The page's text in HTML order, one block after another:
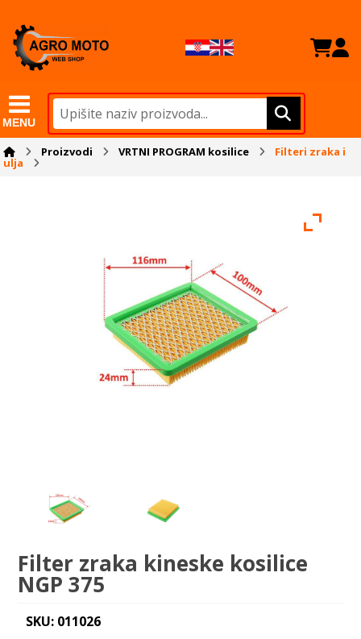
MENU
Proizvodi VRTNI PROGRAM kosilice Filteri zraka i
ulja
Filter zraka kineske kosilice
NGP 375
SKU: 011026